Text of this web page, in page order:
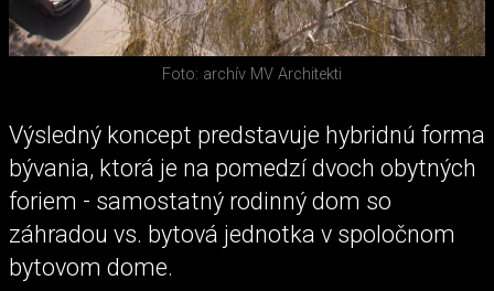
Foto: archív MV Architekti
Výsledný koncept predstavuje hybridnú forma
bývania, ktorá je na pomedzí dvoch obytných
foriem - samostatný rodinný dom so
záhradou vs. bytová jednotka v spoločnom
bytovom dome.